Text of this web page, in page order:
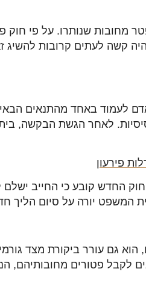
שנותרו. על פי חוק
היה קשה לעתים קרובות
לאחר הגשת הבקשה,
פירעון
יורה על סיום הליך
הוא גם עורר ביקורת מצד
פטורים מחובותיהם,